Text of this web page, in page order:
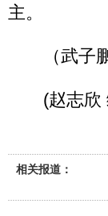
主。
（武子鹏
(赵志欣
相关报道：